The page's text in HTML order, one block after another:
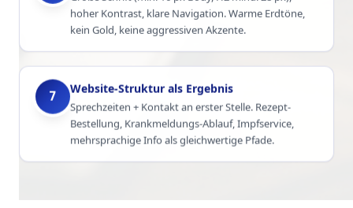
hoher Kontrast, klare Navigation. Warme Erdtöne,
kein Gold, keine aggressiven Akzente.
7
Website-Struktur als Ergebnis
Sprechzeiten + Kontakt an erster Stelle. Rezept-
Bestellung, Krankmeldungs-Ablauf, Impfservice,
mehrsprachige Info als gleichwertige Pfade.